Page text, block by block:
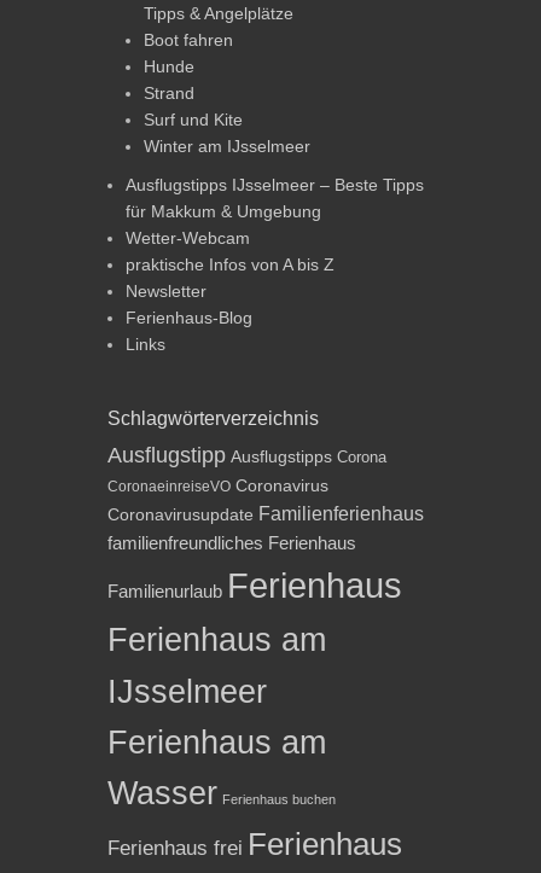
Tipps & Angelplätze
Boot fahren
Hunde
Strand
Surf und Kite
Winter am IJsselmeer
Ausflugstipps IJsselmeer – Beste Tipps
für Makkum & Umgebung
Wetter-Webcam
praktische Infos von A bis Z
Newsletter
Ferienhaus-Blog
Links
Schlagwörterverzeichnis
Ausflugstipp Ausflugstipps Corona
CoronaeinreiseVO Coronavirus
Coronavirusupdate Familienferienhaus
familienfreundliches Ferienhaus
Familienurlaub Ferienhaus
Ferienhaus am
IJsselmeer
Ferienhaus am
Wasser Ferienhaus buchen
Ferienhaus frei Ferienhaus